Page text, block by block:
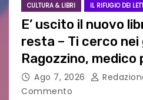
CULTURA & LIBRI IL RIFUGIO DEI
E’ uscito il nuovo
resta – Ti cerco nei
Ragozzino, medico
Capua
Ago 7, 2026
Commento